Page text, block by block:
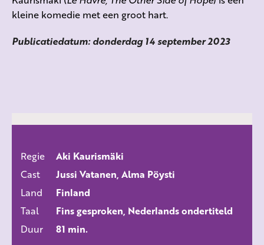
kleine komedie met een groot hart.
Publicatiedatum: donderdag 14 september 2023
Regie
Aki Kaurismäki
Cast
Jussi Vatanen, Alma Pöysti
Land
Finland
Taal
Fins gesproken, Nederlands ondertiteld
Duur
81 min.